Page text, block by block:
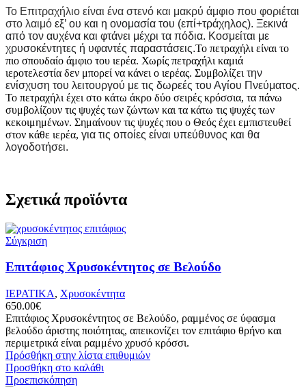
Το Επιτραχήλιο είναι ένα στενό και μακρύ άμφιο που φοριέται
στο λαιμό εξ’ ου και η ονομασία του (επί+τράχηλος). Ξεκινά
από τον αυχένα και φτάνει μέχρι τα πόδια. Κοσμείται με
χρυσοκέντητες ή υφαντές παραστάσεις.Το πετραχήλι είναι το
πιο σπουδαίο άμφιο του ιερέα. Χωρίς πετραχήλι καμιά
ιεροτελεστία δεν μπορεί να κάνει ο ιερέας. Συμβολίζει την
ενίσχυση του λειτουργού με τις δωρεές του Αγίου Πνεύματος.
Το πετραχήλι έχει στο κάτω άκρο δύο σειρές κρόσσια, τα πάνω
συμβολίζουν τις ψυχές των ζώντων και τα κάτω τις ψυχές των
κεκοιμημένων. Σημαίνουν τις ψυχές που ο Θεός έχει εμπιστευθεί
στον κάθε ιερέα, για τις οποίες είναι υπεύθυνος και θα
λογοδοτήσει.
Σχετικά προϊόντα
Σύγκριση
Επιτάφιος Χρυσοκέντητος σε Βελούδο
ΙΕΡΑΤΙΚΑ, Χρυσοκέντητα
650.00€
Επιτάφιος Χρυσοκέντητος σε Βελούδο, ραμμένος σε ύφασμα
βελούδο άριστης ποιότητας, απεικονίζει τον επιτάφιο θρήνο και
περιμετρικά είναι ραμμένο χρυσό κρόσσι.
Πρόσθήκη στην λίστα επιθυμιών
Προσθήκη στο καλάθι
Προεπισκόπηση